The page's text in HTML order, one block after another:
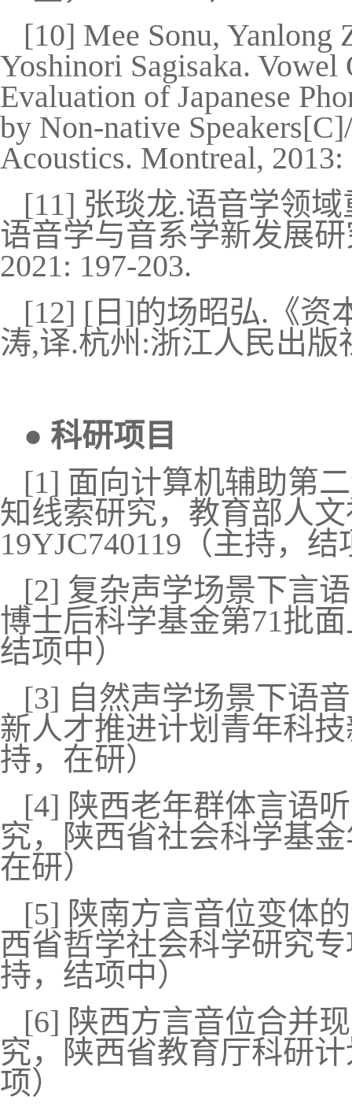
[10] Mee Sonu, Yanlong
Yoshinori Sagisaka.
Evaluation of Japanese
by Non-native
Acoustics. Montreal,
[11] 张琰龙.语音学领
语音学与音系学新发展
2021: 197-203.
[12] [ 日 ]的场昭弘. 《资
涛,译.杭州 :浙江人民出版
● 科研项目
[1] 面向计算机辅助第
知线索研究，教育部人
19YJC740119 （主持，
[2] 复杂声学场景下言
博士后科学基金第71批
结项中）
[3] 自然声学场景下语
新人才推进计划青年科
持，在研）
[4] 陕西老年群体言语
究，陕西省社会科学基
在研）
[5] 陕南方言音位变体
西省哲学社会科学研究
持， 结项中）
[6] 陕西方言音位合并
究，陕西省教育厅科研
项）